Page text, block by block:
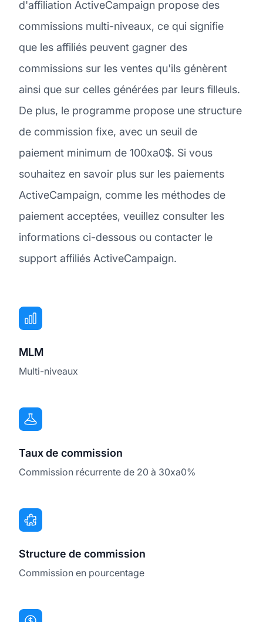
d'affiliation ActiveCampaign propose des
commissions multi-niveaux, ce qui signifie
que les affiliés peuvent gagner des
commissions sur les ventes qu'ils génèrent
ainsi que sur celles générées par leurs filleuls.
De plus, le programme propose une structure
de commission fixe, avec un seuil de
paiement minimum de 100xa0$. Si vous
souhaitez en savoir plus sur les paiements
ActiveCampaign, comme les méthodes de
paiement acceptées, veuillez consulter les
informations ci-dessous ou contacter le
support affiliés ActiveCampaign.
MLM
Multi-niveaux
Taux de commission
Commission récurrente de 20 à 30xa0%
Structure de commission
Commission en pourcentage